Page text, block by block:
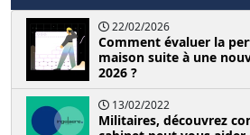
22/02/2026
Comment évaluer la
maison suite à une
2026 ?
13/02/2022
Militaires, découvrez